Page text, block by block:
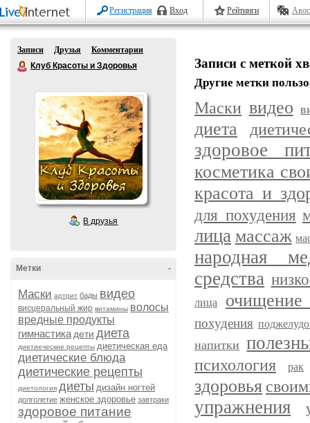
Регистрация Вход Рейтинги
Записи Друзья
Комментарии
Клуб Красоты и Здоровья
В друзья
-
Метки
Маски артрит бады видео
висцеральный жир витамины волосы
вредные продукты
гимнастика дети диета
диетиеческие рецепты диетическая еда
диетические блюда
диетические рецепты
диетология диеты дизайн ногтей
долголетие женское здоровье завтраки
здоровое питание
Записи с меткой
Другие метки
Маски видео
диета
здоровое
косметика
красота и
для похудения
лица массаж
народная
средства
лица очищение
похудения
напитки
психология рак
здоровья
упражнения